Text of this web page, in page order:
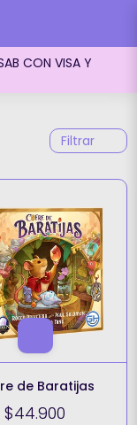
CON VISA Y
Filtrar
de Baratijas
$44.900